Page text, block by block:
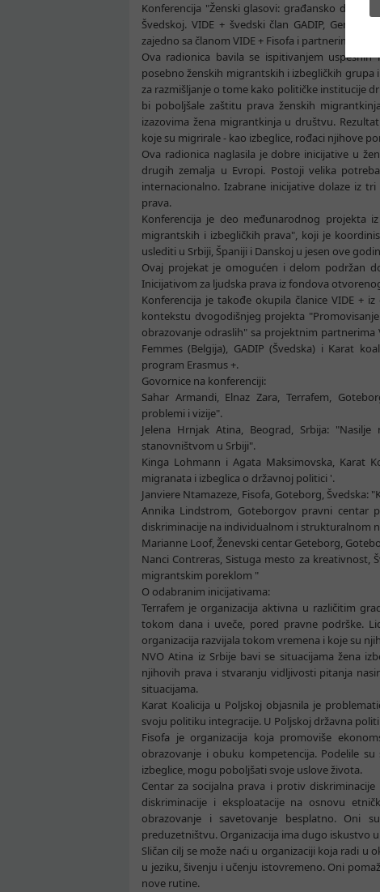
Konferencija "Ženski glasovi: građansko
Švedskoj. VIDE + švedski član GADIP,
zajedno sa članom VIDE + Fisofa i partnerima.
Ova radionica bavila se ispitivanjem
posebno ženskih migrantskih i izbegličkih
za razmišljanje o tome kako političke institucije
bi poboljšale zaštitu prava ženskih
izazovima žena migrantkinja u društvu.
koje su migrirale - kao izbeglice, rođaci njihove
Ova radionica naglasila je dobre inicijative u
drugih zemalja u Evropi. Postoji velika
internacionalno. Izabrane inicijative dolaze iz
prava.
Konferencija je deo međunarodnog projekta
migrantskih i izbegličkih prava", koji je
uslediti u Srbiji, Španiji i Danskoj u jesen ove
Ovaj projekat je omogućen i delom podržan
Inicijativom za ljudska prava iz fondova
Konferencija je takođe okupila članice VIDE +
kontekstu dvogodišnjeg projekta
obrazovanje odraslih" sa projektnim partnerima
Femmes (Belgija), GADIP (Švedska) i Karat
program Erasmus +.
Govornice na konferenciji:
Sahar Armandi, Elnaz Zara, Terrafem,
problemi i vizije".
Jelena Hrnjak Atina, Beograd, Srbija:
stanovništvom u Srbiji".
Kinga Lohmann i Agata Maksimovska, Karat
migranata i izbeglica o državnoj politici '.
Janviere Ntamazeze, Fisofa, Goteborg,
Annika Lindstrom, Goteborgov pravni centar
diskriminacije na individualnom i strukturalnom
Marianne Loof, Ženevski centar Geteborg,
Nanci Contreras, Sistuga mesto za kreativnost,
migrantskim poreklom "
O odabranim inicijativama:
Terrafem je organizacija aktivna u različitim
tokom dana i uveče, pored pravne podrške.
organizacija razvijala tokom vremena i koje su
NVO Atina iz Srbije bavi se situacijama žena
njihovih prava i stvaranju vidljivosti pitanja
situacijama.
Karat Koalicija u Poljskoj objasnila je
svoju politiku integracije. U Poljskoj državna
Fisofa je organizacija koja promoviše
obrazovanje i obuku kompetencija. Podelile
izbeglice, mogu poboljšati svoje uslove života.
Centar za socijalna prava i protiv
diskriminacije i eksploatacije na osnovu
obrazovanje i savetovanje besplatno. Oni
preduzetništvu. Organizacija ima dugo iskustvo
Sličan cilj se može naći u organizaciji koja radi u
u jeziku, šivenju i učenju istovremeno. Oni
nove rutine.